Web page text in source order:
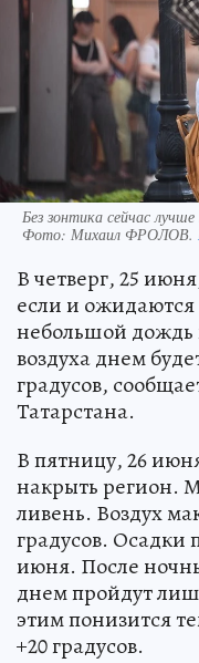
Без зонтика сейчас
Фото: Михаил ФРОЛОВ.
В четверг, 25
если и ожидаются
небольшой дождь
воздуха днем
градусов,
Татарстана.
В пятницу, 26
накрыть регион.
ливень. Воздух
градусов. Осадки
июня. После
днем пройдут
этим понизится
+20 градусов.